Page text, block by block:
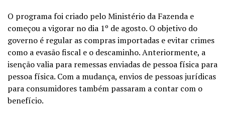
O programa foi criado pelo Ministério da Fazenda e
começou a vigorar no dia 1º de agosto. O objetivo do
governo é regular as compras importadas e evitar crimes
como a evasão fiscal e o descaminho. Anteriormente, a
isenção valia para remessas enviadas de pessoa física para
pessoa física. Com a mudança, envios de pessoas jurídicas
para consumidores também passaram a contar com o
benefício.